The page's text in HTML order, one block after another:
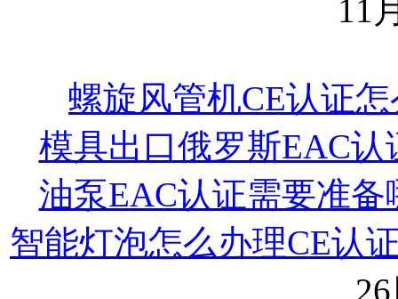
11
螺旋风管机CE认证
模具出口俄罗斯EAC认
油泵EAC认证需要准备
智能灯泡怎么办理CE认